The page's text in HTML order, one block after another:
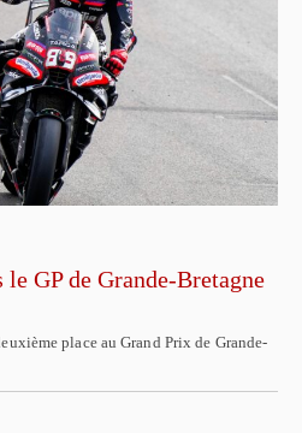
le GP de Grande-Bretagne
place au Grand Prix de Grande-